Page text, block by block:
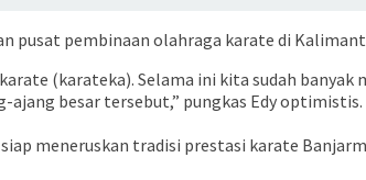
pusat pembinaan olahraga karate di
(karateka). Selama ini kita sudah
besar tersebut,” pungkas Edy optimistis.
meneruskan tradisi prestasi karate